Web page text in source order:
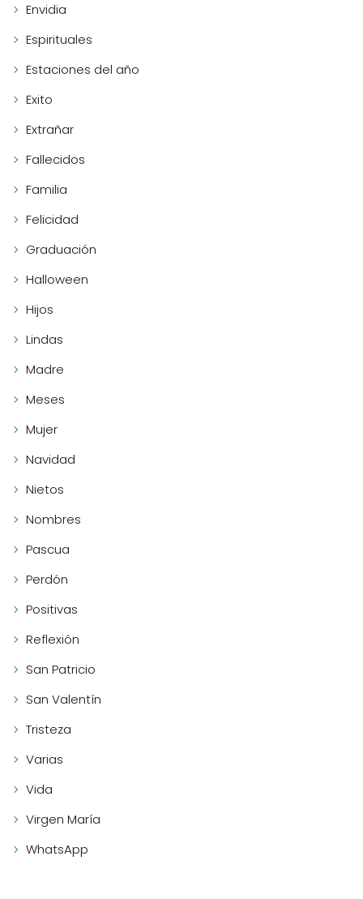
Envidia
Espirituales
Estaciones del año
Exito
Extrañar
Fallecidos
Familia
Felicidad
Graduación
Halloween
Hijos
Lindas
Madre
Meses
Mujer
Navidad
Nietos
Nombres
Pascua
Perdón
Positivas
Reflexión
San Patricio
San Valentín
Tristeza
Varias
Vida
Virgen María
WhatsApp